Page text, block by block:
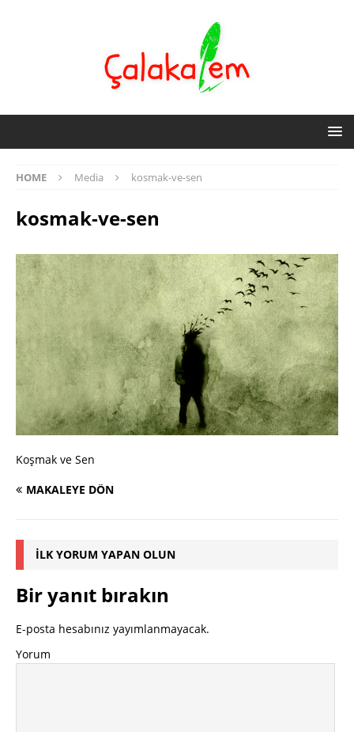
HOME Media kosmak-ve-sen
kosmak-ve-sen
Koşmak ve Sen
MAKALEYE DÖN
İLK YORUM YAPAN OLUN
Bir yanıt bırakın
E-posta hesabınız yayımlanmayacak.
Yorum